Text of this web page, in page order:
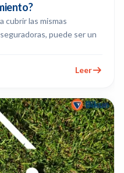
cubrir las mismas
puede ser un
Leer